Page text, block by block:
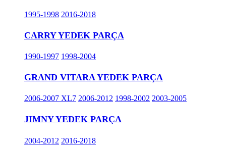
1995-1998 2016-2018
CARRY YEDEK PARÇA
1990-1997 1998-2004
GRAND VITARA YEDEK PARÇA
2006-2007 XL7 2006-2012 1998-2002 2003-2005
JIMNY YEDEK PARÇA
2004-2012 2016-2018